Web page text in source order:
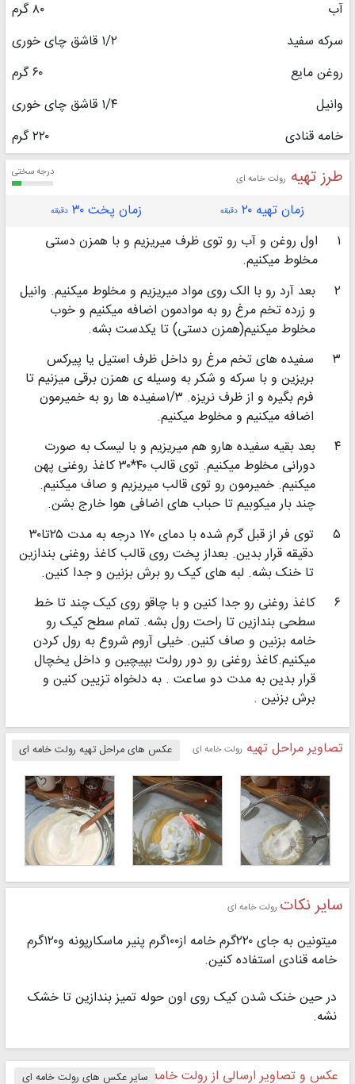
آب
۸۰ گرم
سرکه سفید
۱/۲ قاشق چای خوری
روغن مایع
۶۰ گرم
وانیل
۱/۴ قاشق چای خوری
خامه قنادی
۲۲۰ گرم
طرز تهیه رولت خامه ای درجه سختی
زمان تهیه ۲۰ دقیقه زمان پخت ۳۰ دقیقه
۱
اول روغن و آب رو توی ظرف میریزیم و با همزن دستی
مخلوط میکنیم.
۲
بعد آرد رو با الک روی مواد میریزیم و مخلوط میکنیم. وانیل
و زرده تخم مرغ رو به موادمون اضافه میکنیم و خوب
مخلوط میکنیم(همزن دستی) تا یکدست بشه.
۳
سفیده های تخم مرغ رو داخل ظرف استیل یا پیرکس
بریزین و با سرکه و شکر به وسیله ی همزن برقی میزنیم تا
فرم بگیره و از ظرف نریزه. ۱/۳سفیده ها رو به خمیرمون
اضافه میکنیم و مخلوط میکنیم.
۴
بعد بقیه سفیده هارو هم میریزیم و با لیسک به صورت
دورانی مخلوط میکنیم. توی قالب ۴۰*۳۰ کاغذ روغنی پهن
میکنیم. خمیرمون رو توی قالب میریزیم و صاف میکنیم.
چند بار میکوبیم تا حباب های اضافی هوا خارج بشن.
۵
توی فر از قبل گرم شده با دمای ۱۷۰ درجه به مدت ۲۵تا۳۰
دقیقه قرار بدین. بعداز پخت روی قالب کاغذ روغنی بندازین
تا خنک بشه. لبه های کیک رو برش بزنین و جدا کنین.
۶
کاغذ روغنی رو جدا کنین و با چاقو روی کیک چند تا خط
سطحی بندازین تا راحت رول بشه. تمام سطح کیک رو
خامه بزنین و صاف کنین. خیلی آروم شروع به رول کردن
میکنیم.کاغذ روغنی رو دور رولت بپیچین و داخل یخچال
قرار بدین به مدت دو ساعت . به دلخواه تزیین کنین و
برش بزنین .
تصاویر مراحل تهیه رولت خامه ای عکس های مراحل تهیه رولت خامه ای
سایر نکات رولت خامه ای
میتونین به جای ۲۲۰گرم خامه از۱۰۰گرم پنیر ماسکارپونه و۱۲۰گرم
خامه قنادی استفاده کنین.
در حین خنک شدن کیک روی اون حوله تمیز بندازین تا خشک
نشه.
عکس و تصاویر ارسالی از رولت خامه ایسایر عکس های رولت خامه ای